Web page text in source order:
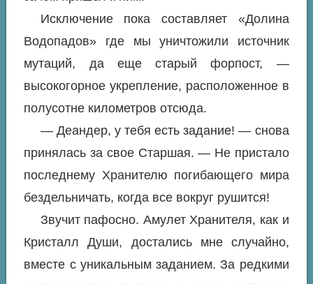
Исключение пока составляет «Долина
Водопадов» где мы уничтожили источник
мутаций, да еще старый форпост, —
высокогорное укрепление, расположенное в
полусотне километров отсюда.
— Деандер, у тебя есть задание! — снова
принялась за свое Старшая. — Не пристало
последнему Хранителю погибающего мира
бездельничать, когда все вокруг рушится!
Звучит пафосно. Амулет Хранителя, как и
Кристалл Души, достались мне случайно,
вместе с уникальным заданием. За редкими